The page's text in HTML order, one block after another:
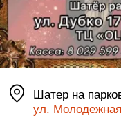
Шатер на
ул.